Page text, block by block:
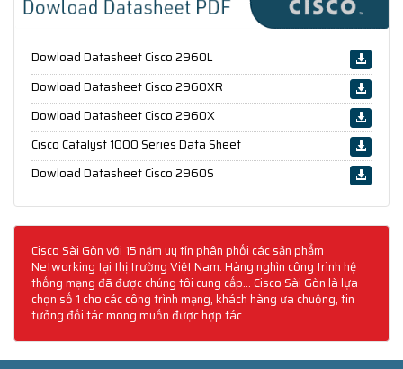
Dowload Datasheet Cisco 2960L
Dowload Datasheet Cisco 2960XR
Dowload Datasheet Cisco 2960X
Cisco Catalyst 1000 Series Data Sheet
Dowload Datasheet Cisco 2960S
Cisco Sài Gòn với 15 năm uy tín phân phối các sản phẩm
Networking tại thị trường Việt Nam. Hàng nghìn công trình hệ
thống mạng đã được chúng tôi cung cấp... Cisco Sài Gòn là lựa
chọn số 1 cho các công trình mạng, khách hàng ưa chuộng, tin
tưởng đối tác mong muốn được hợp tác...